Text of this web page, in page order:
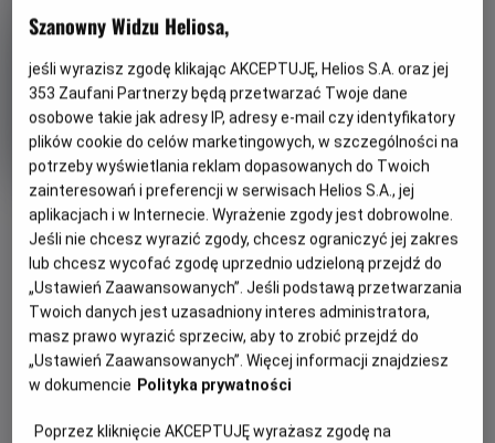
OBSERWUJ
Wejście smoka w Helios RePlay
Oryginalny
tytuł
Enter the Dragon Gatunek
Akcja
Minimalny
wiek
Od 13 lat
Czas
trwania
112 min
REŻYSERIA
Robert Clouse
SCENARIUSZ
Bruce Lee, Michael Allin
OBSADA
Bruce Lee, John Saxon, Jim Kelly, Ahna Capri
WIĘCEJ SZCZEGÓŁÓW
OPIS WYDARZENIA
Nakłoniony do współpracy z rządem mistrz kung-fu (Lee)
uczestniczy w śmiertelnie niebezpiecznym turnieju,
Szanowny Widzu Heliosa,
jeśli wyrazisz zgodę klikając AKCEPTUJĘ, Helios S.A. oraz jej
353 Zaufani Partnerzy będą przetwarzać Twoje dane
osobowe takie jak adresy IP, adresy e-mail czy identyfikatory
plików cookie do celów marketingowych, w szczególności na
potrzeby wyświetlania reklam dopasowanych do Twoich
zainteresowań i preferencji w serwisach Helios S.A., jej
aplikacjach i w Internecie. Wyrażenie zgody jest dobrowolne.
Jeśli nie chcesz wyrazić zgody, chcesz ograniczyć jej zakres
lub chcesz wycofać zgodę uprzednio udzieloną przejdź do
„Ustawień Zaawansowanych”. Jeśli podstawą przetwarzania
Twoich danych jest uzasadniony interes administratora,
masz prawo wyrazić sprzeciw, aby to zrobić przejdź do
„Ustawień Zaawansowanych”. Więcej informacji znajdziesz
w dokumencie Polityka prywatności
Poprzez kliknięcie AKCEPTUJĘ wyrażasz zgodę na